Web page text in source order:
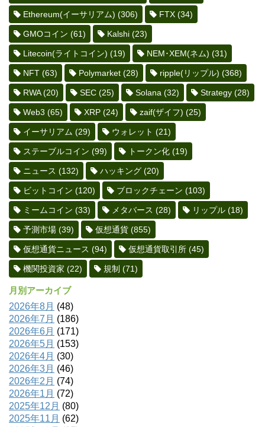
Ethereum(イーサリアム) (306) FTX (34)
GMOコイン (61) Kalshi (23)
Litecoin(ライトコイン) (19) NEM･XEM(ネム) (31)
NFT (63) Polymarket (28) ripple(リップル) (368)
RWA(20) SEC (25) Solana (32) Strategy (28)
Web3 (65) XRP (24) zaif(ザイフ) (25)
イーサリアム (29) ウォレット (21)
ステーブルコイン (99) トークン化 (19)
ニュース (132) ハッキング (20)
ビットコイン (120) ブロックチェーン (103)
ミームコイン (33) メタバース (28) リップル (18)
予測市場 (39) 仮想通貨 (855)
仮想通貨ニュース (94) 仮想通貨取引所 (45)
機関投資家 (22) 規制 (71)
月別アーカイブ
2026年8月 (48)
2026年7月 (186)
2026年6月 (171)
2026年5月 (153)
2026年4月 (30)
2026年3月 (46)
2026年2月 (74)
2026年1月 (72)
2025年12月 (80)
2025年11月 (62)